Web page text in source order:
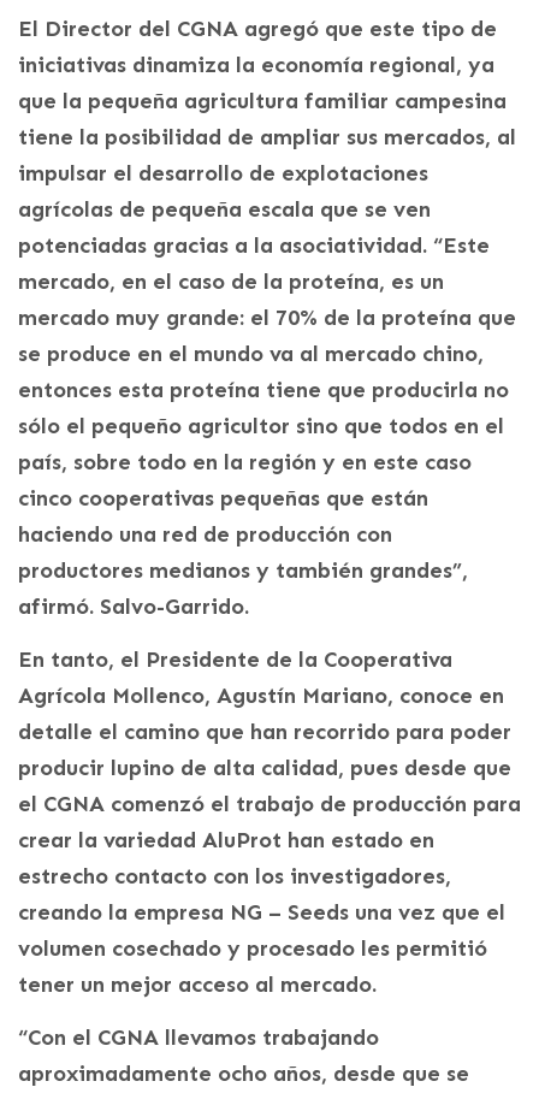
El Director del CGNA agregó que este tipo de
iniciativas dinamiza la economía regional, ya
que la pequeña agricultura familiar campesina
tiene la posibilidad de ampliar sus mercados, al
impulsar el desarrollo de explotaciones
agrícolas de pequeña escala que se ven
potenciadas gracias a la asociatividad. “Este
mercado, en el caso de la proteína, es un
mercado muy grande: el 70% de la proteína que
se produce en el mundo va al mercado chino,
entonces esta proteína tiene que producirla no
sólo el pequeño agricultor sino que todos en el
país, sobre todo en la región y en este caso
cinco cooperativas pequeñas que están
haciendo una red de producción con
productores medianos y también grandes”,
afirmó. Salvo-Garrido.
En tanto, el Presidente de la Cooperativa
Agrícola Mollenco, Agustín Mariano, conoce en
detalle el camino que han recorrido para poder
producir lupino de alta calidad, pues desde que
el CGNA comenzó el trabajo de producción para
crear la variedad AluProt han estado en
estrecho contacto con los investigadores,
creando la empresa NG – Seeds una vez que el
volumen cosechado y procesado les permitió
tener un mejor acceso al mercado.
“Con el CGNA llevamos trabajando
aproximadamente ocho años, desde que se